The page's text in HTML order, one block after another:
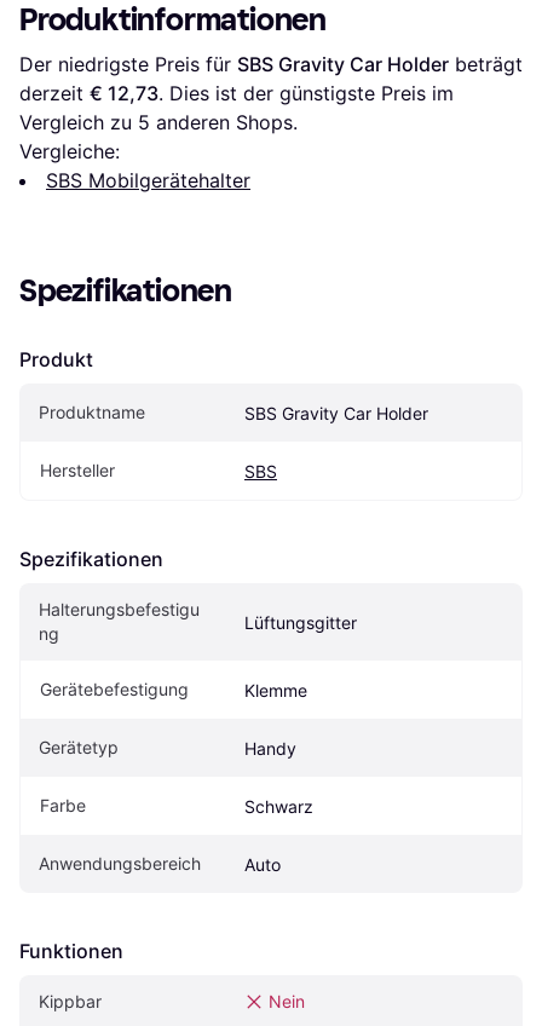
Produktinformationen
Der niedrigste Preis für SBS Gravity Car Holder beträgt
derzeit € 12,73. Dies ist der günstigste Preis im
Vergleich zu 5 anderen Shops.
Vergleiche:
SBS Mobilgerätehalter
Spezifikationen
Produkt
Produktname SBS Gravity Car Holder
Hersteller SBS
Spezifikationen
Halterungsbefestigu
ng
Lüftungsgitter
Gerätebefestigung Klemme
Gerätetyp Handy
Farbe Schwarz
Anwendungsbereich Auto
Funktionen
Kippbar Nein